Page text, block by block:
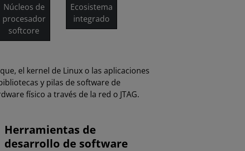
Núcleos de
procesador
softcore
Ecosistema
integrado
el kernel de Linux o las aplicaciones
y pilas de software de
físico a través de la red o JTAG.
Herramientas de
desarrollo de software